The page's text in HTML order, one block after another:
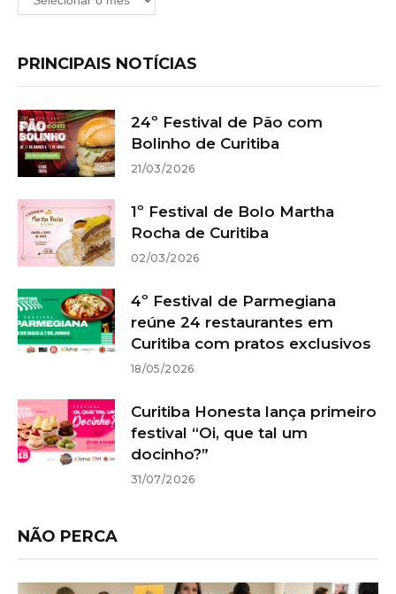
PRINCIPAIS NOTÍCIAS
24º Festival de Pão com
Bolinho de Curitiba
21/03/2026
1º Festival de Bolo Martha
Rocha de Curitiba
02/03/2026
4º Festival de Parmegiana
reúne 24 restaurantes em
Curitiba com pratos exclusivos
18/05/2026
Curitiba Honesta lança primeiro
festival “Oi, que tal um
docinho?”
31/07/2026
NÃO PERCA